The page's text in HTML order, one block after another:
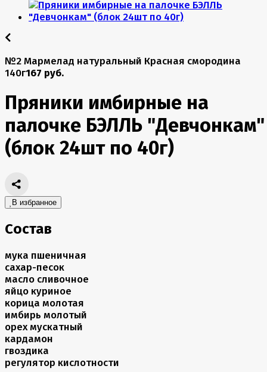
№2 Мармелад натуральный Красная смородина
140г167 руб.
Пряники имбирные на
палочке БЭЛЛЬ "Девчонкам"
(блок 24шт по 40г)
В избранное
Состав
мука пшеничная
сахар-песок
масло сливочное
яйцо куриное
корица молотая
имбирь молотый
орех мускатный
кардамон
гвоздика
регулятор кислотности